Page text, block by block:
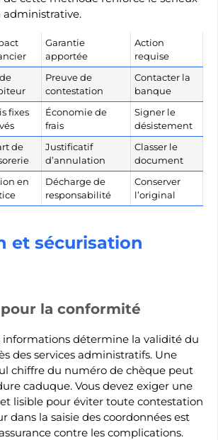
administrative.
Garantie
apportée
Action
requise
Preuve de
contestation
Contacter la
banque
fixes
Économie de
frais
Signer le
désistement
de
Justificatif
d’annulation
Classer le
document
en
Décharge de
responsabilité
Conserver
l’original
et sécurisation
la conformité
informations détermine la validité du
des services administratifs. Une
chiffre du numéro de chèque peut
caduque. Vous devez exiger une
lisible pour éviter toute contestation
dans la saisie des coordonnées est
contre les complications.